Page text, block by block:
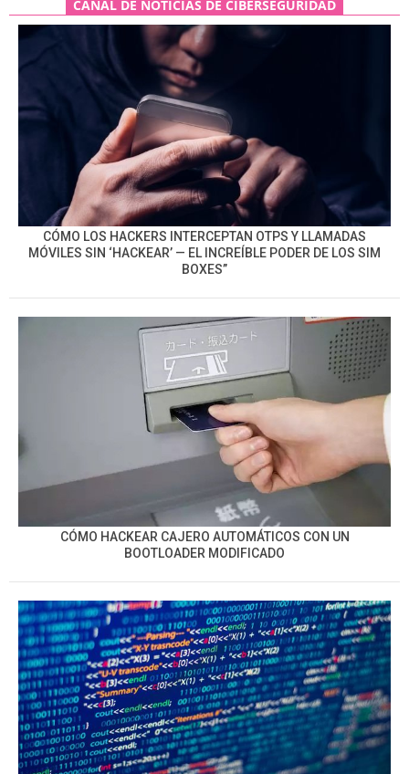
CANAL DE NOTICIAS DE CIBERSEGURIDAD
CÓMO LOS HACKERS INTERCEPTAN OTPS Y LLAMADAS
MÓVILES SIN ‘HACKEAR’ — EL INCREÍBLE PODER DE LOS SIM
BOXES”
CÓMO HACKEAR CAJERO AUTOMÁTICOS CON UN
BOOTLOADER MODIFICADO